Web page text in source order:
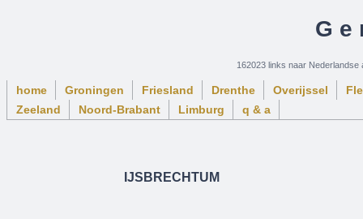
162023 links naar
home Groningen Friesland Drenthe Overijssel
Zeeland
Noord-Brabant Limburg q & a
IJSBRECHTUM